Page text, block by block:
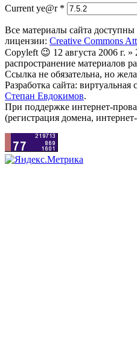
Current ye@r *
Все материалы сайта
лицензии: Creative Commons
Copyleft 😉 12 августа 2006 г.
распространение материалов
Ссылка не обязательна, но
Разработка сайта:
Степан Евдокимов.
При поддержке интернет-
(регистрация домена,